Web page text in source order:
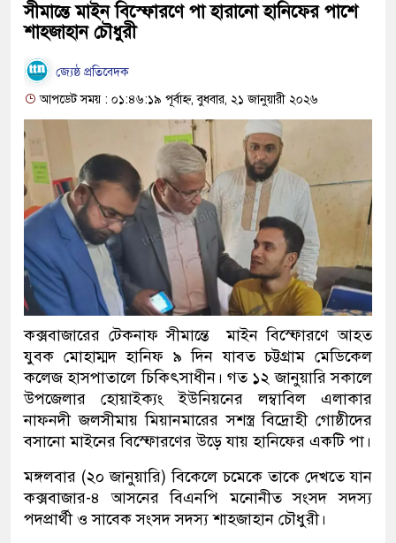
সীমান্তে মাইন বিস্ফোরণে পা হারানো হানিফের পাশে
শাহজাহান চৌধুরী
জ্যেষ্ঠ প্রতিবেদক
আপডেট সময় : ০১:৪৬:১৯ পূর্বাহ্ন, বুধবার, ২১ জানুয়ারী ২০২৬
কক্সবাজারের টেকনাফ সীমান্তে মাইন বিস্ফোরণে আহত
যুবক মোহাম্মদ হানিফ ৯ দিন যাবত চট্টগ্রাম মেডিকেল
কলেজ হাসপাতালে চিকিৎসাধীন। গত ১২ জানুয়ারি সকালে
উপজেলার হোয়াইক্যং ইউনিয়নের লম্বাবিল এলাকার
নাফনদী জলসীমায় মিয়ানমারের সশস্ত্র বিদ্রোহী গোষ্ঠীদের
বসানো মাইনের বিস্ফোরণের উড়ে যায় হানিফের একটি পা।
মঙ্গলবার (২০ জানুয়ারি) বিকেলে চমেকে তাকে দেখতে যান
কক্সবাজার-৪ আসনের বিএনপি মনোনীত সংসদ সদস্য
পদপ্রার্থী ও সাবেক সংসদ সদস্য শাহজাহান চৌধুরী।